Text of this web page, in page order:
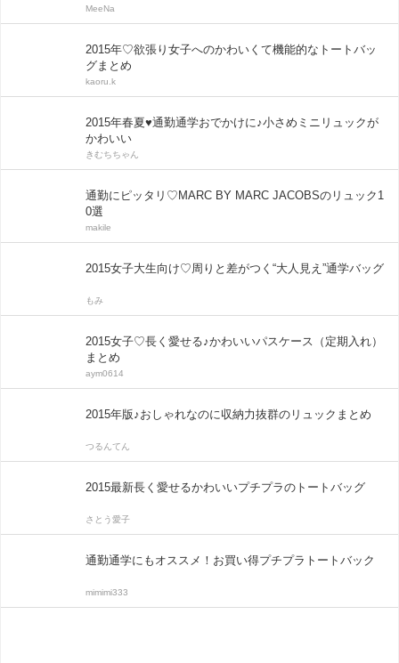
MeeNa
2015年♡欲張り女子へのかわいくて機能的なトートバッ
グまとめ
kaoru.k
2015年春夏♥通勤通学おでかけに♪小さめミニリュックが
かわいい
きむちちゃん
通勤にピッタリ♡MARC BY MARC JACOBSのリュック1
0選
makile
2015女子大生向け♡周りと差がつく“大人見え”通学バッグ
もみ
2015女子♡長く愛せる♪かわいいパスケース（定期入れ）
まとめ
aym0614
2015年版♪おしゃれなのに収納力抜群のリュックまとめ
つるんてん
2015最新長く愛せるかわいいプチプラのトートバッグ
さとう愛子
通勤通学にもオススメ！お買い得プチプラトートバック
mimimi333